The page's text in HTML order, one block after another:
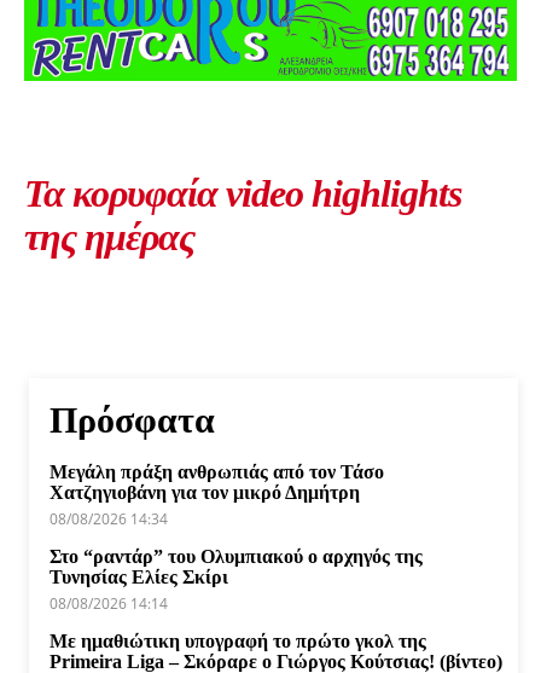
Τα κορυφαία video highlights
της ημέρας
Πρόσφατα
Μεγάλη πράξη ανθρωπιάς από τον Τάσο
Χατζηγιοβάνη για τον μικρό Δημήτρη
08/08/2026 14:34
Στο “ραντάρ” του Ολυμπιακού ο αρχηγός της
Τυνησίας Ελίες Σκίρι
08/08/2026 14:14
Με ημαθιώτικη υπογραφή το πρώτο γκολ της
Primeira Liga – Σκόραρε ο Γιώργος Κούτσιας! (βίντεο)